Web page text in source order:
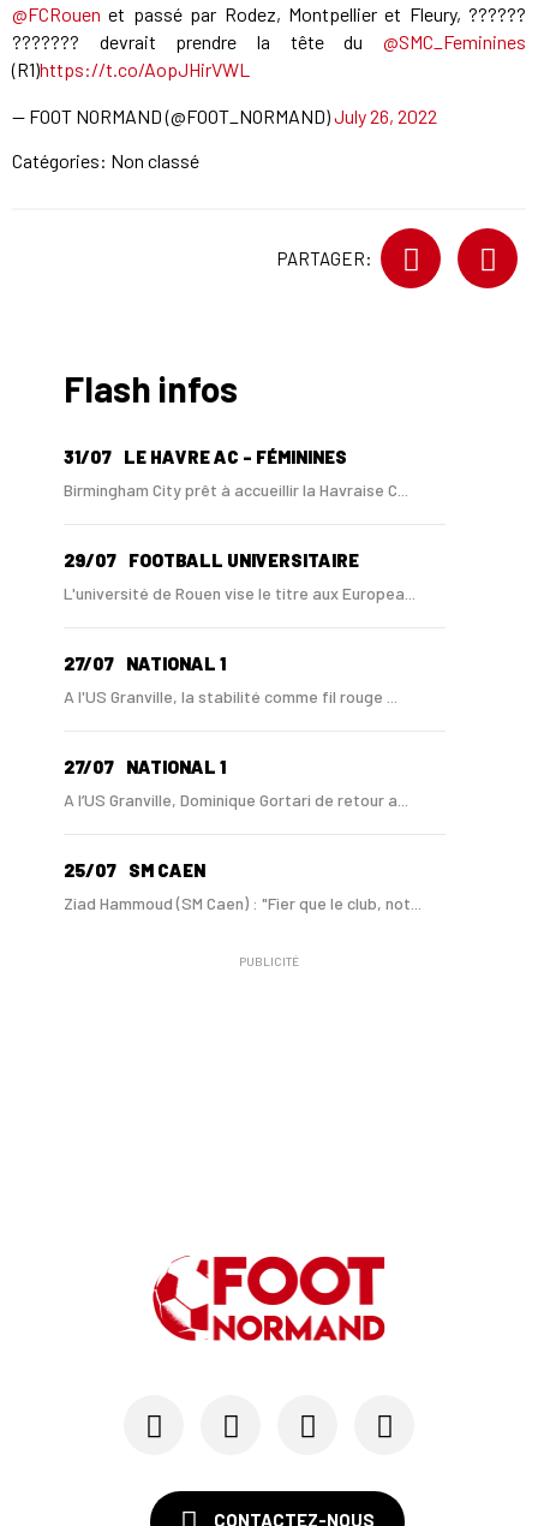
@FCRouen et passé par Rodez, Montpellier et Fleury, ??????
??????? devrait prendre la tête du @SMC_Feminines
(R1)https://t.co/AopJHirVWL
— FOOT NORMAND (@FOOT_NORMAND)July 26, 2022
Catégories: Non classé
PARTAGER:
Flash infos
31/07 LE HAVRE AC - FÉMININES
Birmingham City prêt à accueillir la Havraise C...
29/07 FOOTBALL UNIVERSITAIRE
L'université de Rouen vise le titre aux Europea...
27/07 NATIONAL 1
A l'US Granville, la stabilité comme fil rouge ...
27/07 NATIONAL 1
A l’US Granville, Dominique Gortari de retour a...
25/07 SM CAEN
Ziad Hammoud (SM Caen) : "Fier que le club, not...
SM CAEN - MERCATO
Avec Mohamed Hafid, Malherbe veut frapper un gr...
SM Caen : Julien Meilhac quitte la direction de...
PUBLICITÉ
CONTACTEZ-NOUS